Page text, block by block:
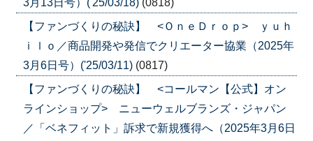
3月13日号）('25/03/18) (0818)
【ファンづくりの秘訣】 <ＯｎｅＤｒｏｐ> ｙｕｈ
ｉｌｏ／商品開発や発信でクリエーター協業（2025年
3月6日号）('25/03/11) (0817)
【ファンづくりの秘訣】 <コールマン【公式】オン
ラインショップ> ニューウェルブランズ・ジャパン
／「ベネフィット」訴求で新規獲得へ（2025年3月6日